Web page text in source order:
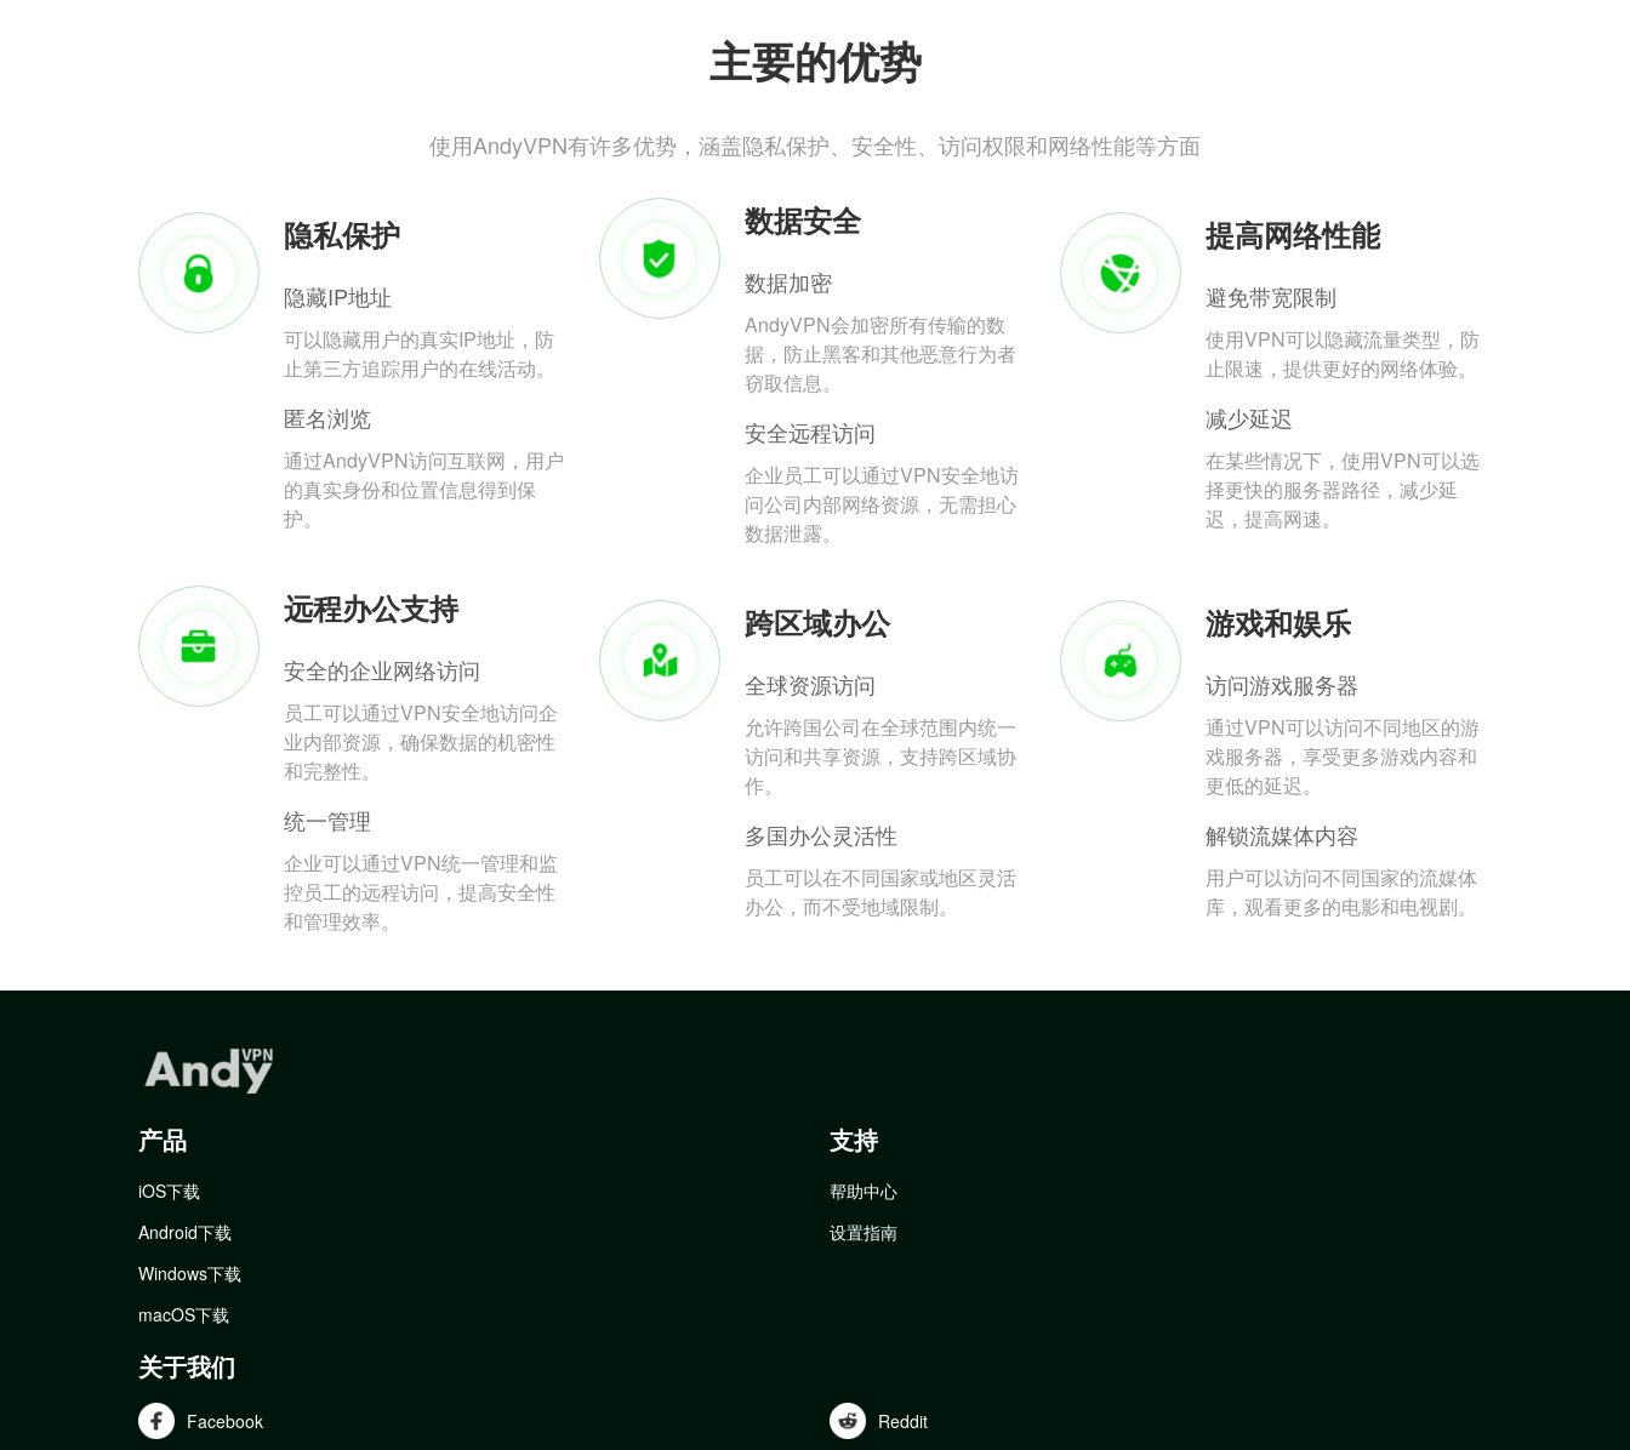
主要的优势
使用AndyVPN有许多优势，涵盖隐私保护、安全性、访问权限和网络性能等方面
隐私保护
隐藏IP地址
可以隐藏用户的真实IP地址，防
止第三方追踪用户的在线活动。
匿名浏览
通过AndyVPN访问互联网，用户
的真实身份和位置信息得到保
护。
数据安全
数据加密
AndyVPN会加密所有传输的数
据，防止黑客和其他恶意行为者
窃取信息。
安全远程访问
企业员工可以通过VPN安全地访
问公司内部网络资源，无需担心
数据泄露。
提高网络性能
避免带宽限制
使用VPN可以隐藏流量类型，防
止限速，提供更好的网络体验。
减少延迟
在某些情况下，使用VPN可以选
择更快的服务器路径，减少延
迟，提高网速。
远程办公支持
安全的企业网络访问
员工可以通过VPN安全地访问企
业内部资源，确保数据的机密性
和完整性。
统一管理
企业可以通过VPN统一管理和监
控员工的远程访问，提高安全性
和管理效率。
跨区域办公
全球资源访问
允许跨国公司在全球范围内统一
访问和共享资源，支持跨区域协
作。
多国办公灵活性
员工可以在不同国家或地区灵活
办公，而不受地域限制。
游戏和娱乐
访问游戏服务器
通过VPN可以访问不同地区的游
戏服务器，享受更多游戏内容和
更低的延迟。
解锁流媒体内容
用户可以访问不同国家的流媒体
库，观看更多的电影和电视剧。
产品
iOS下载
Android下载
Windows下载
macOS下载
支持
帮助中心
设置指南
关于我们
Facebook Reddit